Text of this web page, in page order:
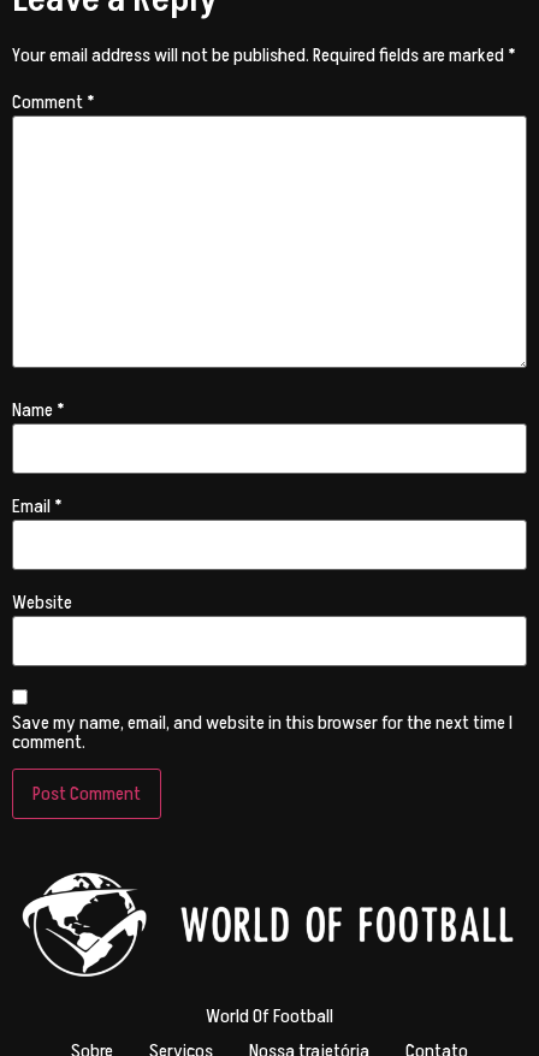
Your email address will not be published.Required fields are marked*
Comment*
Name*
Email*
Website
Save my name, email, and website in this browser for the next time I
comment.
World Of Football